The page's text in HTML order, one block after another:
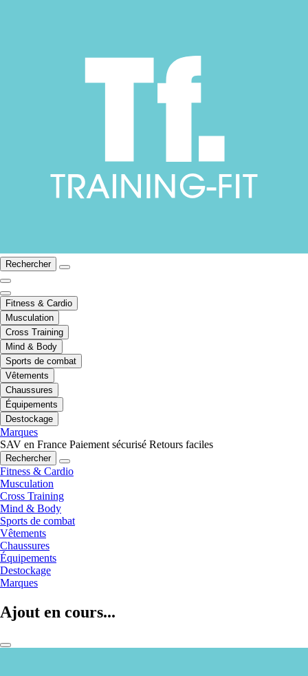
Rechercher
Fitness & Cardio
Musculation
Cross Training
Mind & Body
Sports de combat
Vêtements
Chaussures
Équipements
Destockage
Marques
SAV en France Paiement sécurisé Retours faciles
Rechercher
Fitness & Cardio
Musculation
Cross Training
Mind & Body
Sports de combat
Vêtements
Chaussures
Équipements
Destockage
Marques
Ajout en cours...